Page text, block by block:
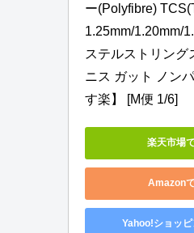
ー(Polyfibre)
1.25mm/1.20mm/
ステルストリング
ニス ガット ノン
す楽】 [M便 1/6]
楽天市場
Amazon
Yahoo!ショッ